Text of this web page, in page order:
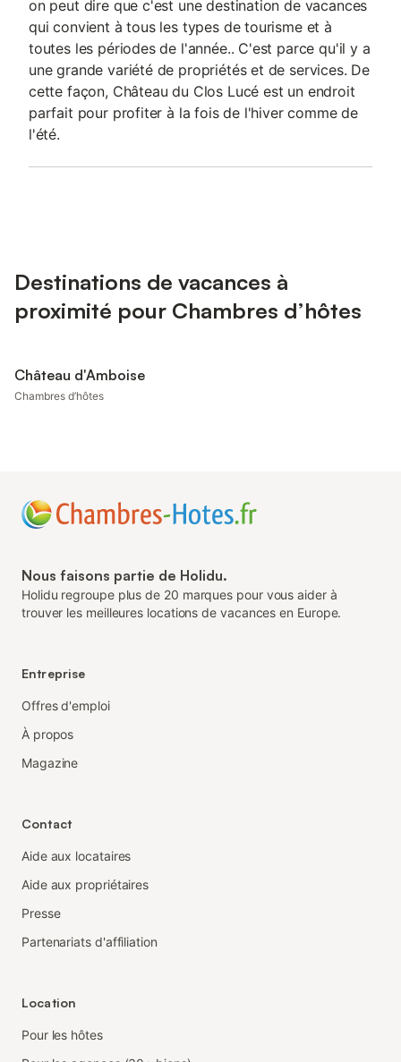
on peut dire que c'est une destination de vacances
qui convient à tous les types de tourisme et à
toutes les périodes de l'année.. C'est parce qu'il y a
une grande variété de propriétés et de services. De
cette façon, Château du Clos Lucé est un endroit
parfait pour profiter à la fois de l'hiver comme de
l'été.
Destinations de vacances à
proximité pour Chambres d’hôtes
Château d'Amboise
Chambres d’hôtes
Nous faisons partie de Holidu.
Holidu regroupe plus de 20 marques pour vous aider à
trouver les meilleures locations de vacances en Europe.
Entreprise
Offres d'emploi
À propos
Magazine
Contact
Aide aux locataires
Aide aux propriétaires
Presse
Partenariats d'affiliation
Location
Pour les hôtes